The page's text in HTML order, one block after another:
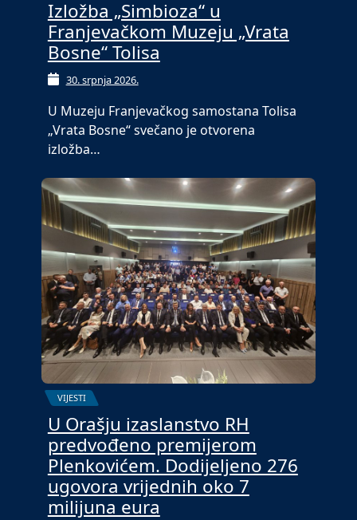
Izložba „Simbioza“ u
Franjevačkom Muzeju „Vrata
Bosne“ Tolisa
30. srpnja 2026.
U Muzeju Franjevačkog samostana Tolisa
„Vrata Bosne“ svečano je otvorena
izložba…
VIJESTI
U Orašju izaslanstvo RH
predvođeno premijerom
Plenkovićem. Dodijeljeno 276
ugovora vrijednih oko 7
milijuna eura